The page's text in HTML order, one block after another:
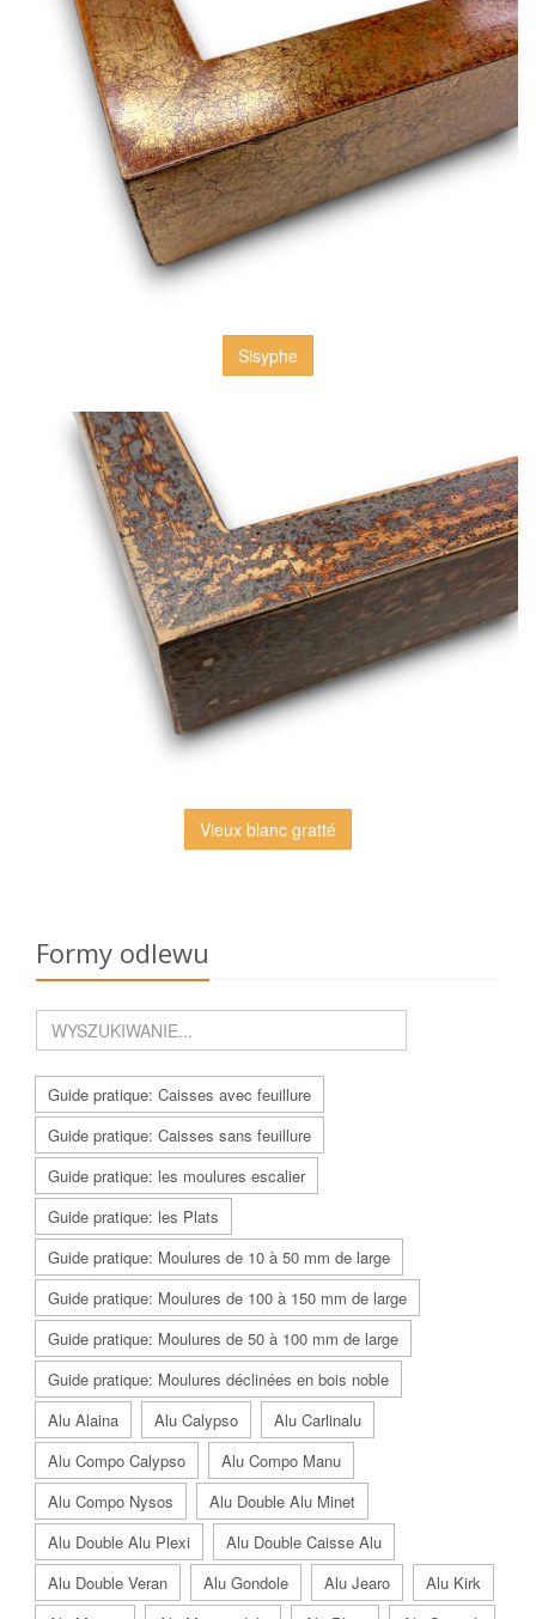
Sisyphe
Vieux blanc gratté
Formy odlewu
Guide pratique: Caisses avec feuillure
Guide pratique: Caisses sans feuillure
Guide pratique: les moulures escalier
Guide pratique: les Plats
Guide pratique: Moulures de 10 à 50 mm de large
Guide pratique: Moulures de 100 à 150 mm de large
Guide pratique: Moulures de 50 à 100 mm de large
Guide pratique: Moulures déclinées en bois noble
Alu Alaina
Alu Calypso
Alu Carlinalu
Alu Compo Calypso
Alu Compo Manu
Alu Compo Nysos
Alu Double Alu Minet
Alu Double Alu Plexi
Alu Double Caisse Alu
Alu Double Veran
Alu Gondole Alu Jearo
Alu Kirk